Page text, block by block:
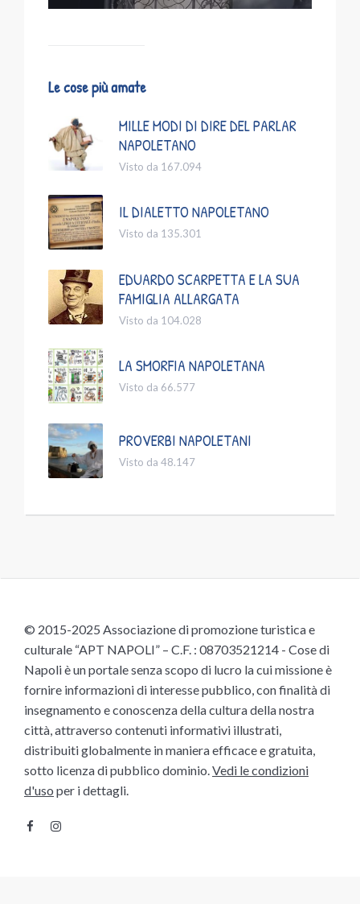
Le cose più amate
MILLE MODI DI DIRE DEL PARLAR
NAPOLETANO
Visto da 167.094
IL DIALETTO NAPOLETANO
Visto da 135.301
EDUARDO SCARPETTA E LA SUA
FAMIGLIA ALLARGATA
Visto da 104.028
LA SMORFIA NAPOLETANA
Visto da 66.577
PROVERBI NAPOLETANI
Visto da 48.147
© 2015-2025 Associazione di promozione turistica e
culturale “APT NAPOLI” – C.F. : 08703521214 - Cose di
Napoli è un portale senza scopo di lucro la cui missione è
fornire informazioni di interesse pubblico, con finalità di
insegnamento e conoscenza della cultura della nostra
città, attraverso contenuti informativi illustrati,
distribuiti globalmente in maniera efficace e gratuita,
sotto licenza di pubblico dominio.Vedi le condizioni
d'uso per i dettagli.